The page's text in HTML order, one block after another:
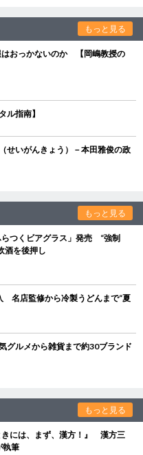
もっと見る
はおっかないのか 【岡嶋教授の
指南】
せいがんきょう）－本田雅俊の政
もっと見る
つくビアグラス」発売 “強制
酒を後押し
名店監修から冷製うどんまで“夏
ルメから雑貨まで約30ブランド
もっと見る
きには、まず、漢方！』 漢方三
執筆